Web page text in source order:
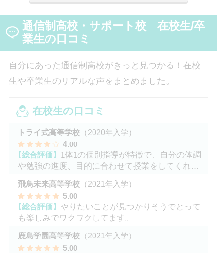
「通信制高校は家で一人で勉強するもの」というイメー
ジを持っていた田中さんですが、キャンパスでフェロー
（先生）や仲間に囲まれる中で、その不安は希望へと変
わったと言います。
通信制高校・サポート校 在校生/卒
業生の口コミ
自分にあった通信制高校がきっと見つかる！在校
生や卒業生のリアルな声をまとめました。
在校生の口コミ
トライ式高等学校 （2020年入学）
4.00
【総合評価】 1体1の個別指導が特徴で、自分の体調
や勉強の進度、目的に合わせて授業をしてくれま
飛鳥未来高等学校 （2021年入学）
5.00
【総合評価】 やりたいことが見つかりそうでとって
も楽しみでワクワクしてます。
鹿島学園高等学校 （2021年入学）
5.00